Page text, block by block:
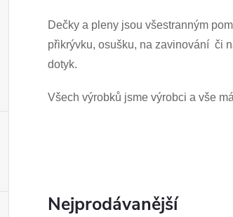
Dečky a pleny jsou všestranným
přikrývku, osušku, na zavinování či
dotyk.
Všech výrobků jsme výrobci a vše
Nejprodávanější